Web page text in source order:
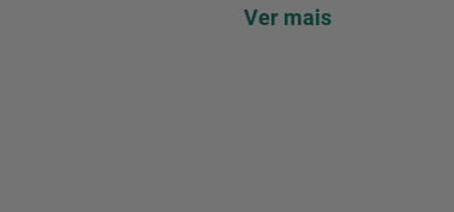
Produto
Ver mais